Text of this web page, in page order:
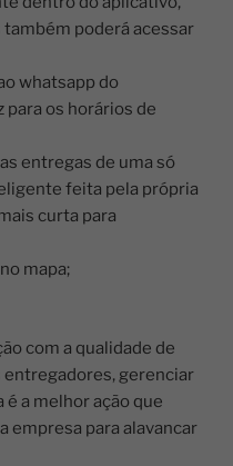
poderá acessar
whatsapp do
para os horários de
entregas de uma só
feita pela própria
curta para
mapa;
com a qualidade de
gerenciar
a melhor ação que
empresa para alavancar